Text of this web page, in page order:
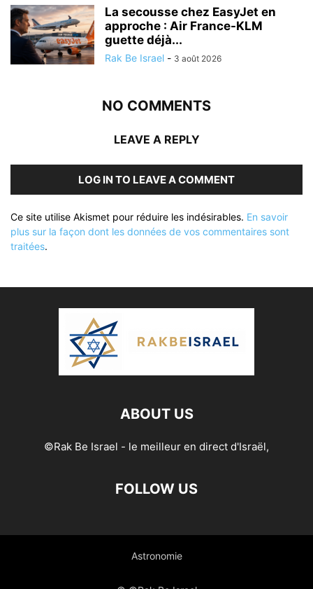
La secousse chez EasyJet en
approche : Air France-KLM
guette déjà...
Rak Be Israel - 3 août 2026
NO COMMENTS
LEAVE A REPLY
LOG IN TO LEAVE A COMMENT
Ce site utilise Akismet pour réduire les indésirables. En savoir
plus sur la façon dont les données de vos commentaires sont
traitées.
ABOUT US
©Rak Be Israel - le meilleur en direct d'Israël,
FOLLOW US
Astronomie